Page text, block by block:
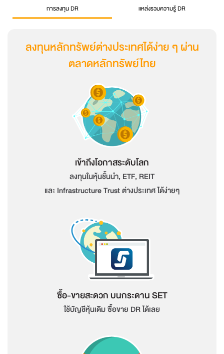
การลงทุน DR แหล่งรวมความรู้ DR
ลงทุนหลักทรัพย์ต่างประเทศได้ง่าย ๆ ผ่าน
ตลาดหลักทรัพย์ไทย
เข้าถึงโอกาสระดับโลก
ลงทุนในหุ้นชั้นนำ, ETF, REIT
และ Infrastructure Trust ต่างประเทศ ได้ง่ายๆ
ซื้อ-ขายสะดวก บนกระดาน SET
ใช้บัญชีหุ้นเดิม ซื้อขาย DR ได้เลย